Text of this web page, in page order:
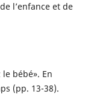
l’enfance et de
bébé». En
(pp. 13-38).